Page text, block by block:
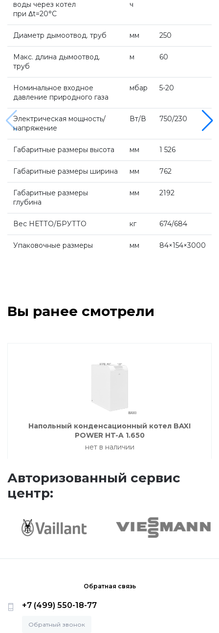
Напольные газовые конденсационные
котлы Vaillant
Настенные электрические котлы Vaillant
Ёмкостные водонагреватели Vaillant
Системы управления Vaillant
Пакетные решения Vaillant
Вентиляционные установки Vaillant
Насосные группы Vaillant
Напольные конденсационные котлы
Ferroli
Промышленное оборудование
Бойлеры Ferroli
Электрические водонагреватели Ferroli
воды через котел
при Δt=20°С
ч
Диаметр дымоотвод. труб мм 250
Макс. длина дымоотвод.
труб
м 60
Номинальное входное
давление природного газа
мбар 5-20
Электрическая мощность/
напряжение
Вт/В 750/230
Габаритные размеры высота мм 1 526
Габаритные размеры ширина мм 762
Габаритные размеры
глубина
мм 2192
Вес НЕТТО/БРУТТО кг 674/684
Упаковочные размеры мм 84×154×3000
Вы ранее смотрели
Напольный конденсационный котел BAXI
POWER HT-A 1.650
нет в наличии
Авторизованный сервис
центр:
Обратная связь
+7 (499) 550-18-77
Обратный звонок